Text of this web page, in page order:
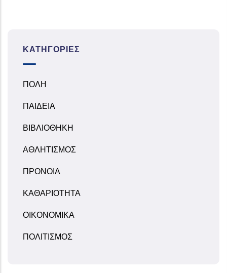
ΚΑΤΗΓΟΡΊΕΣ
ΠΟΛΗ
ΠΑΙΔΕΙΑ
ΒΙΒΛΙΟΘΗΚΗ
ΑΘΛΗΤΙΣΜΟΣ
ΠΡΟΝΟΙΑ
ΚΑΘΑΡΙΟΤΗΤΑ
ΟΙΚΟΝΟΜΙΚΑ
ΠΟΛΙΤΙΣΜΟΣ